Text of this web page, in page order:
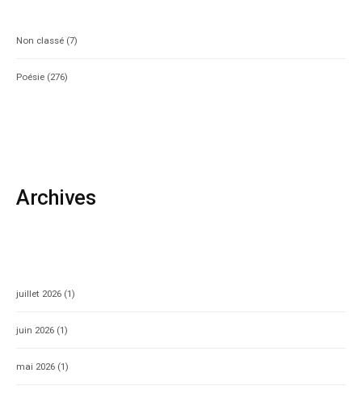
Non classé (7)
Poésie (276)
Archives
juillet 2026 (1)
juin 2026 (1)
mai 2026 (1)